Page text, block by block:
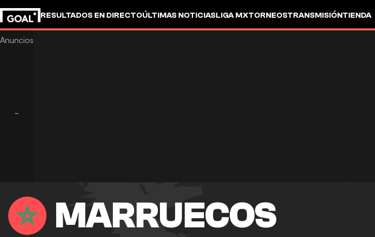
RESULTADOS EN DIRECTOÚLTIMAS NOTICIASLIGA MXTORNEOSTRANSMISIÓNTIENDA
MARRUECOS